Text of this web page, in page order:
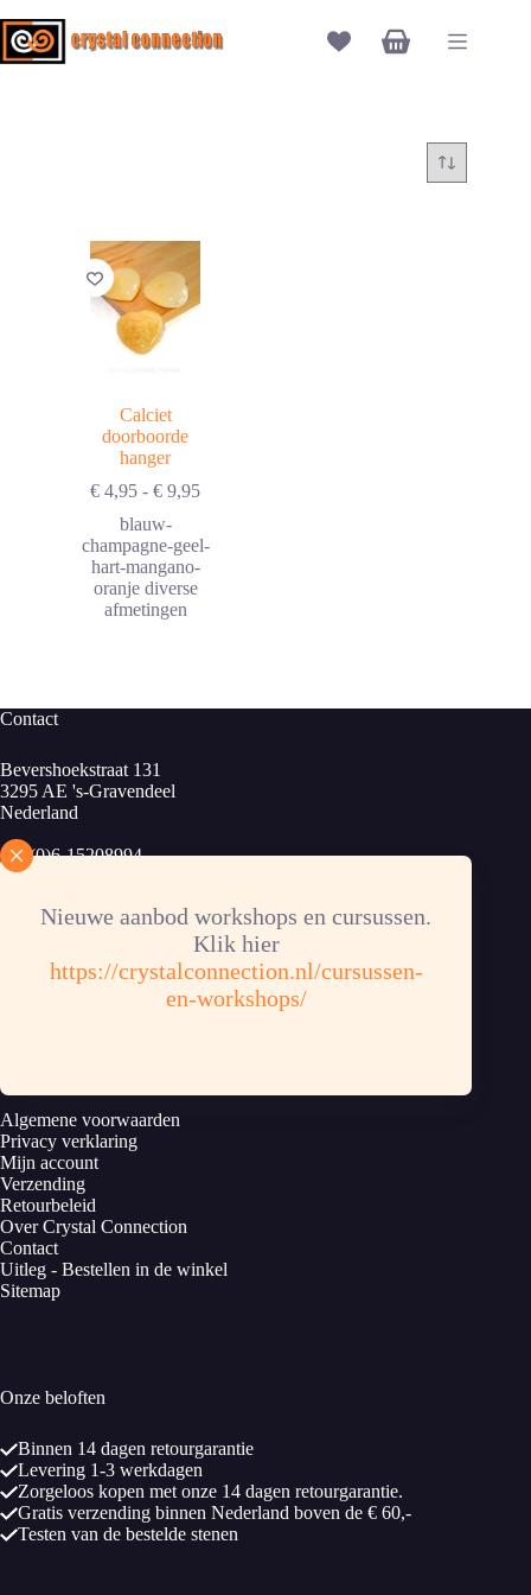
naar
de
Nieuwe aanbod workshops en cursussen.
Klik hier
https://crystalconnection.nl/cursussen-
en-workshops/
Winkelwagen
Calciet
doorboorde
hanger
€ 4,95 - € 9,95Prijsklasse:
€ 9,95
blauw-
champagne-geel-
hart-mangano-
oranje diverse
afmetingen
Contact
Bevershoekstraat 131
3295 AE 's-Gravendeel
Nederland
+31(0)6-15208994
info@crystalconnection.nl
KvK: 83913424
B.T.W.nr. NL003889963B34
Bankrekening: NL62RABO 0372358853
Algemene voorwaarden
Privacy verklaring
Mijn account
Verzending
Retourbeleid
Over Crystal Connection
Contact
Uitleg - Bestellen in de winkel
Sitemap
Onze beloften
Binnen 14 dagen retourgarantie
Levering 1-3 werkdagen
Zorgeloos kopen met onze 14 dagen retourgarantie.
Gratis verzending binnen Nederland boven de € 60,-
Testen van de bestelde stenen